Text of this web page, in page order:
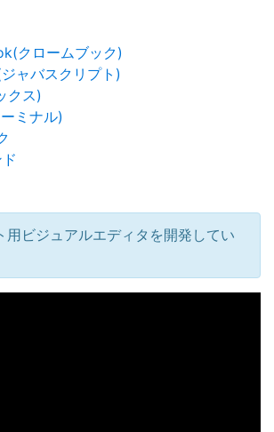
クロームブック)
ャバスクリプト)
クス)
ミナル)
用ビジュアルエディタを開発してい